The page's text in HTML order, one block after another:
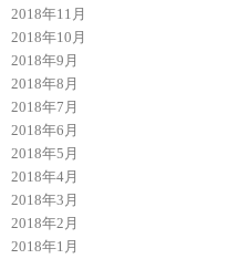
2018年11月
2018年10月
2018年9月
2018年8月
2018年7月
2018年6月
2018年5月
2018年4月
2018年3月
2018年2月
2018年1月